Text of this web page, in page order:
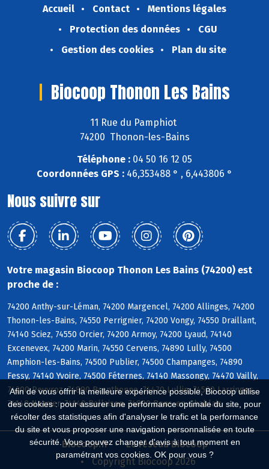
Afin de vous offrir la meilleure expérience possible, Biocoop utilise
des cookies : pour assurer une performance optimale du site, pour
récolter des statistiques afin d'analyser le trafic et la performance
du site et vous proposer une navigation personnalisée en toute
sécurité. Vous pouvez changer d'avis à tout moment en
paramétrant vos cookies. OK pour vous ?
Accueil Contact
Mentions légales
Protection des données
CGU
Gestion des cookies
Plan du site
Biocoop Thonon Les Bains
11 Rue du Pamphiot
74200 Thonon-les-Bains
Téléphone : 04 50 16 12 05
Coordonnées GPS : 46,353488 ° , 6,443806 °
Nous suivre sur
Votre magasin Biocoop Thonon Les Bains (74200) est
proche de :
74200 Anthy-sur-Léman, 74200 Margencel, 74200 Allinges, 74200
Thonon-les-Bains, 74550 Perrignier, 74200 Vongy, 74550 Draillant,
74140 Sciez, 74550 Orcier, 74200 Armoy, 74200 Lyaud, 74140
Excenevex, 74200 Marin, 74550 Cervens, 74890 Lully, 74500
Amphion-les-Bains, 74500 Publier, 74500 Champanges, 74890
Fessy, 74140 Yvoire, 74500 Féternes, 74140 Massongy, 74470 Vailly,
74200 Reyvroz, 74890 Brenthonne, 74470 Lullin, 74500 Larringes,
74140 Nernier, 74140 Ballaison, 74890 Bons-en-Chablais
Biocoop.fr
Le réseau Biocoop
Copyright Biocoop 2026